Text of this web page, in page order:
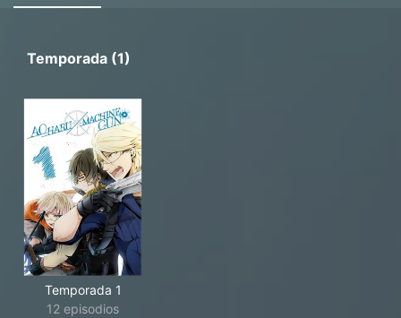
Temporada (1)
Temporada 1
12 episodios